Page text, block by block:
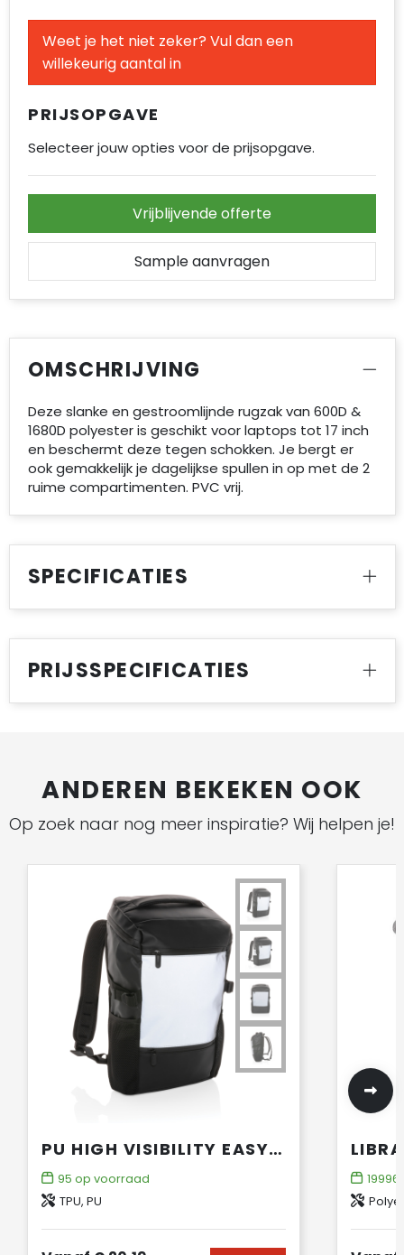
Accessoires voor tassen
Duffeltassen
Waterbestendige tassen
Opvouwbare tassen
Weet je het niet zeker? Vul dan een
willekeurig aantal in
PRIJSOPGAVE
Selecteer jouw opties voor de prijsopgave.
Vrijblijvende offerte
Sample aanvragen
OMSCHRIJVING
Deze slanke en gestroomlijnde rugzak van 600D &
1680D polyester is geschikt voor laptops tot 17 inch
en beschermt deze tegen schokken. Je bergt er
ook gemakkelijk je dagelijkse spullen in op met de 2
ruime compartimenten. PVC vrij.
SPECIFICATIES
PRIJSSPECIFICATIES
ANDEREN BEKEKEN OOK
Op zoek naar nog meer inspiratie? Wij helpen je!
PU HIGH VISIBILITY EASY ACCESS 15.6" LAPTOPRUGZAK
95 op voorraad
TPU, PU
19996